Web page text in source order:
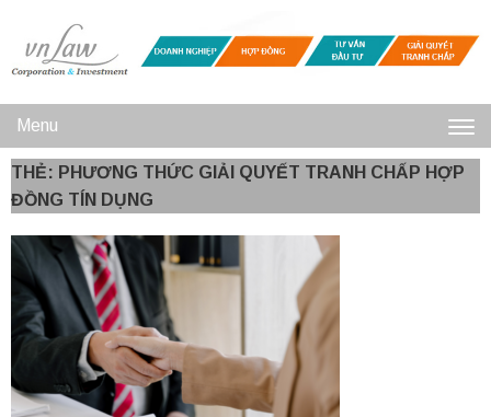
Menu
THẺ: PHƯƠNG THỨC GIẢI QUYẾT TRANH CHẤP HỢP
ĐỒNG TÍN DỤNG